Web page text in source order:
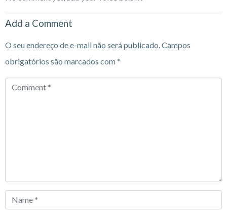
Add a Comment
O seu endereço de e-mail não será publicado.Campos
obrigatórios são marcados com*
Comment
Name